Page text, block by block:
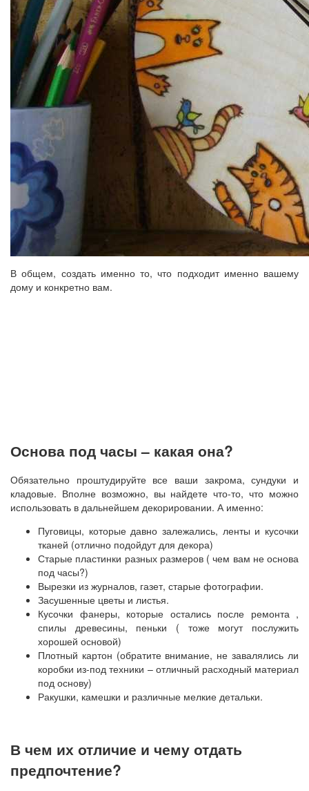
В общем, создать именно то, что подходит именно вашему
дому и конкретно вам.
Основа под часы – какая она?
Обязательно проштудируйте все ваши закрома, сундуки и
кладовые. Вполне возможно, вы найдете что-то, что можно
использовать в дальнейшем декорировании. А именно:
Пуговицы, которые давно залежались, ленты и кусочки
тканей (отлично подойдут для декора)
Старые пластинки разных размеров ( чем вам не основа
под часы?)
Вырезки из журналов, газет, старые фотографии.
Засушенные цветы и листья.
Кусочки фанеры, которые остались после ремонта ,
спилы древесины, пеньки ( тоже могут послужить
хорошей основой)
Плотный картон (обратите внимание, не завалялись ли
коробки из-под техники – отличный расходный материал
под основу)
Ракушки, камешки и различные мелкие детальки.
В чем их отличие и чему отдать
предпочтение?